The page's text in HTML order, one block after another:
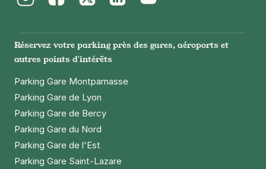
Réservez votre parking près des gares, aéroports et
autres points d'intérêts
Parking Gare Montparnasse
Parking Gare de Lyon
Parking Gare de Bercy
Parking Gare du Nord
Parking Gare de l'Est
Parking Gare Saint-Lazare